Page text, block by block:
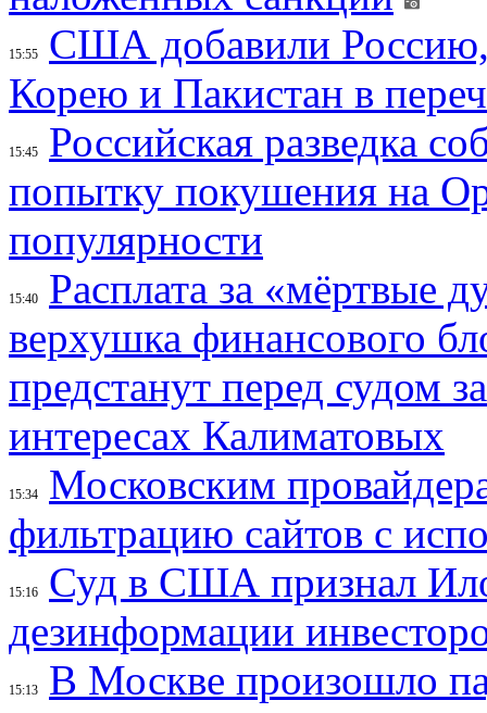
15:55
США добавили
Корею и Пакистан в
15:45
Российская разведка
попытку покушения на
популярности
15:40
Расплата за «мёртвые
верхушка финансового
предстанут перед судом
интересах Калиматовых
15:34
Московским
фильтрацию сайтов с
15:16
Суд в США признал
дезинформации
15:13
В Москве произошло